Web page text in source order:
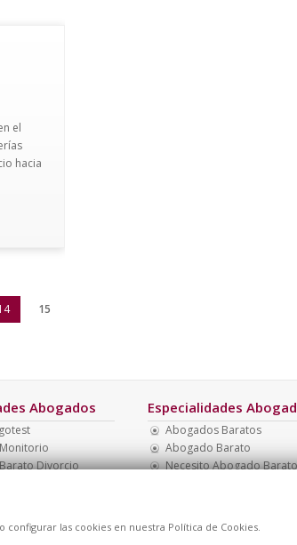
el
hacia
15
Abogados
Divorcio
Especialidades
Abogados Baratos
Abogado Barato
Necesito Abogado
las cookies en nuestra Política de Cookies.